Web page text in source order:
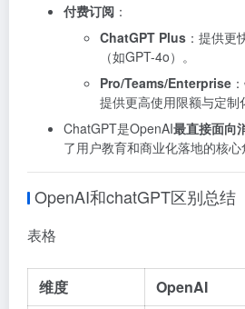
付费订阅 ：
ChatGPT Plus ：提供更
（如GPT-4o）。
Pro/Teams/Enterprise
提供更高使用限额与定制
ChatGPT是OpenAI最直接面向
了用户教育和商业化落地的核心
OpenAI和chatGPT区别总结
表格
维度 OpenAI